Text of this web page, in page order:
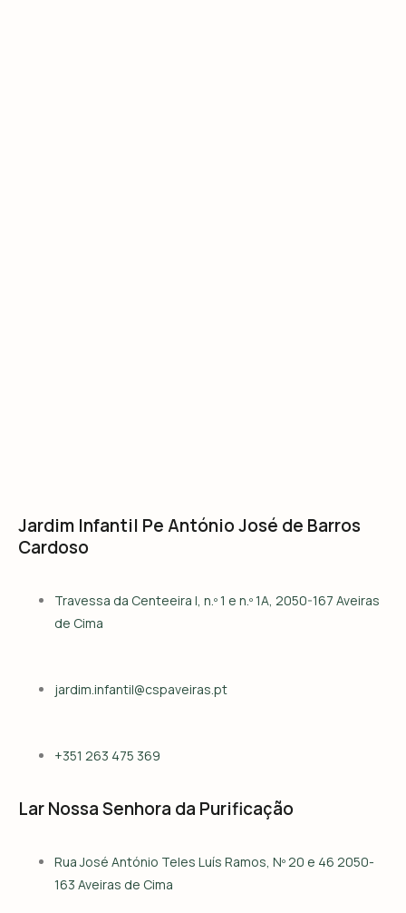
Jardim Infantil Pe António José de Barros
Cardoso
Travessa da Centeeira I, n.º 1 e n.º 1A, 2050-167 Aveiras
de Cima
jardim.infantil@cspaveiras.pt
+351 263 475 369
Lar Nossa Senhora da Purificação
Rua José António Teles Luís Ramos, Nº 20 e 46 2050-
163 Aveiras de Cima